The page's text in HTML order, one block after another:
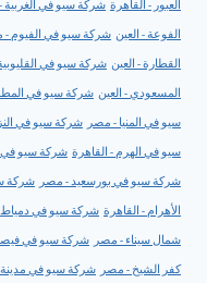
العبور - القاهرة شركة سيو في
الفوعة - العين شركة سيو في الفيوم
القطارة - العين شركة سيو في
المسعودي - العين شركة سيو في
سيو في المنيا - مصر شركة سيو في
سيو في الهرم - القاهرة شركة سيو في
شركة سيو في بورسعيد - مصر شركة
الأهرام - القاهرة شركة سيو في
شمال سيناء - مصر شركة سيو في
كفر الشيخ - مصر شركة سيو في مدينة